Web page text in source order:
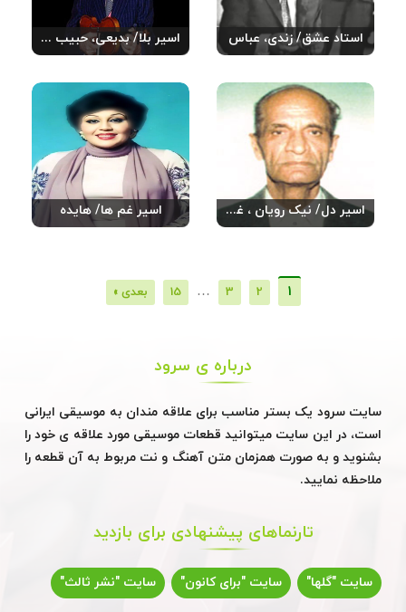
استاد عشق/ زندی، عباس اسیر بلا/ بدیعی، حبیب الله/مرضیه
اسیر دل/ نیک رویان ، غلامحسین اسیر غم ها/ هایده
1
2
3
…
15 بعدی »
درباره ی سرود
سایت سرود یک بستر مناسب برای علاقه مندان به موسیقی ایرانی
است، در این سایت میتوانید قطعات موسیقی مورد علاقه ی خود را
بشنوید و به صورت همزمان متن آهنگ و نت مربوط به آن قطعه را
ملاحظه نمایید.
تارنماهای پیشنهادی برای بازدید
سایت "گلها" سایت "برای کانون" سایت "نشر ثالث"